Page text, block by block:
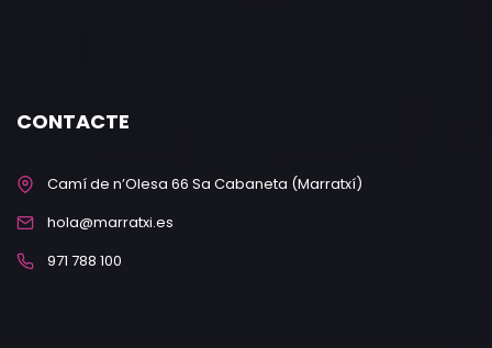
CONTACTE
Camí de n’Olesa 66 Sa Cabaneta (Marratxí)
hola@marratxi.es
971 788 100